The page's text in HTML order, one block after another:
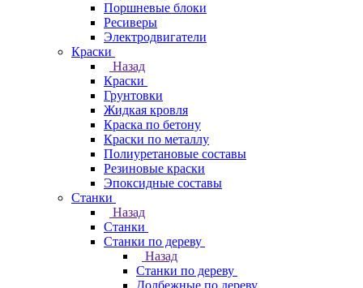
Поршневые блоки
Ресиверы
Электродвигатели
Краски
Назад
Краски
Грунтовки
Жидкая кровля
Краска по бетону
Краски по металлу
Полиуретановые составы
Резиновые краски
Эпоксидные составы
Станки
Назад
Станки
Станки по дереву
Назад
Станки по дереву
Долбежные по дереву